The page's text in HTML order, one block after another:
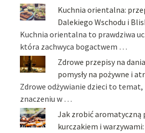
Kuchnia orientalna:
Dalekiego Wschodu i
Kuchnia orientalna to prawdziwa
która zachwyca bogactwem …
Zdrowe przepisy na
pomysły na pożywne i
Zdrowe odżywianie dzieci to temat,
znaczeniu w …
Jak zrobić aromatyczną
kurczakiem i